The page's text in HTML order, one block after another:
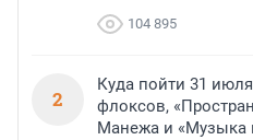
104 895
2
Куда пойти 31
флоксов,
Манежа и «Музыка